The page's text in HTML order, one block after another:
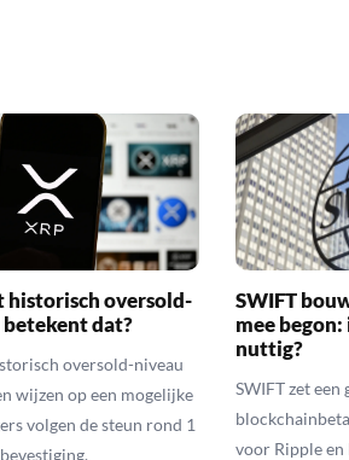
historisch oversold-
dat?
oversold-niveau
wijzen op een mogelijke
volgen de steun rond 1
SWIFT
mee begon:
nuttig?
SWIFT zet
voor Ripple